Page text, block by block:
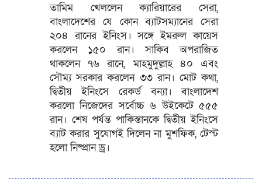
তামিম খেললেন ক্যারিয়ারের সেরা,
বাংলাদেশের যে কোন ব্যাটসম্যানের সেরা
২০৪ রানের ইনিংস। সঙ্গে ইমরুল কায়েস
করলেন ১৫০ রান। সাকিব অপরাজিত
থাকলেন ৭৬ রানে, মাহমুদুল্লাহ ৪০ এবং
সৌম্য সরকার করলেন ৩৩ রান। মোট কথা,
দ্বিতীয় ইনিংসে রেকর্ড বন্যা। বাংলাদেশ
করলো নিজেদের সর্বোচ্চ ৬ উইকেটে ৫৫৫
রান। শেষ পর্যন্ত পাকিস্তানকে দ্বিতীয় ইনিংসে
ব্যাট করার সুযোগই দিলেন না মুশফিক, টেস্ট
হলো নিষ্প্রান ড্র।